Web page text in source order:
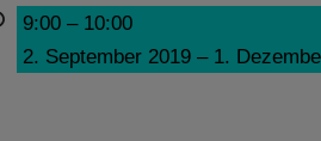
9:00 – 10:00
2. September 2019 – 1.